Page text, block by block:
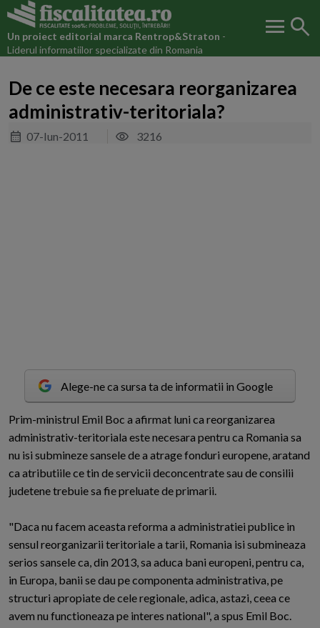
Un proiect editorial marca Rentrop&Straton -
Liderul informatiilor specializate din Romania
menu search
De ce este necesara reorganizarea
administrativ-teritoriala?
07-Iun-2011 3216
Alege-ne ca sursa ta de informatii in Google
Prim-ministrul Emil Boc a afirmat luni ca reorganizarea
administrativ-teritoriala este necesara pentru ca Romania sa
nu isi submineze sansele de a atrage fonduri europene, aratand
ca atributiile ce tin de servicii deconcentrate sau de consilii
judetene trebuie sa fie preluate de primarii.
"Daca nu facem aceasta reforma a administratiei publice in
sensul reorganizarii teritoriale a tarii, Romania isi submineaza
serios sansele ca, din 2013, sa aduca bani europeni, pentru ca,
in Europa, banii se dau pe componenta administrativa, pe
structuri apropiate de cele regionale, adica, astazi, ceea ce
avem nu functioneaza pe interes national", a spus Emil Boc.